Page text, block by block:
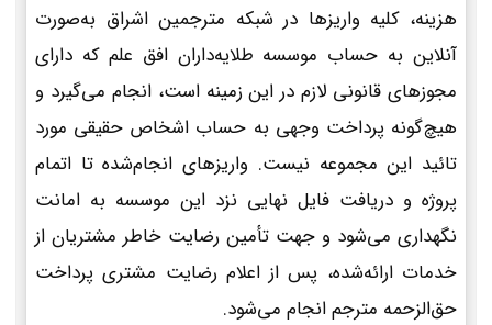
هزینه، کلیه واریزها در شبکه مترجمین اشراق به‌صورت
آنلاین به حساب موسسه طلایه‌داران افق علم که دارای
مجوزهای قانونی لازم در این زمینه است، انجام می‌گیرد و
هیچ‌گونه پرداخت وجهی به حساب اشخاص حقیقی مورد
تائید این مجموعه نیست. واریزهای انجام‌شده تا اتمام
پروژه و دریافت فایل نهایی نزد این موسسه به امانت
نگهداری می‌شود و جهت تأمین رضایت خاطر مشتریان از
خدمات ارائه‌شده، پس از اعلام رضایت مشتری پرداخت
حق‌الزحمه مترجم انجام می‌شود.